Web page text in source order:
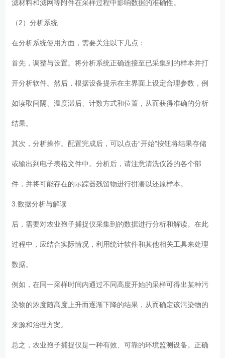
滤材料和滤网等附件在采样过程中影响数据的准确性。
（2）分析系统
在分析系统使用方面，需要关注以下几点：
首先，调整与设置。将分析系统正确连接至已采集到的样本并打
开分析软件。然后，根据设备提示在主界面上设定合理参数，例
如读取间隔、温度滞后、计数方式和位置，从而获得准确的分析
结果。
其次，分析操作。配置完成后，可以点击“开始”按钮将结果存储
或输出到电子表格文件中。分析后，请注意清洗仪器的各个部
件，并将可能存在的示踪器残留物进行拼凑以还原样本。
3.数据分析与解读
后，需要对农业孢子捕捉仪采集到的数据进行分析和解读。在此
过程中，应结合实际情况，利用统计软件和其他相关工具来处理
数据。
例如，在同一采样时间内通过不同高度开始的采样可得出某种污
染物的浓度随高度上升而逐渐下降的结果，从而确定该污染物的
来源和治理方案。
总之，农业孢子捕捉仪是一种有效、可靠的环境监测设备。正确